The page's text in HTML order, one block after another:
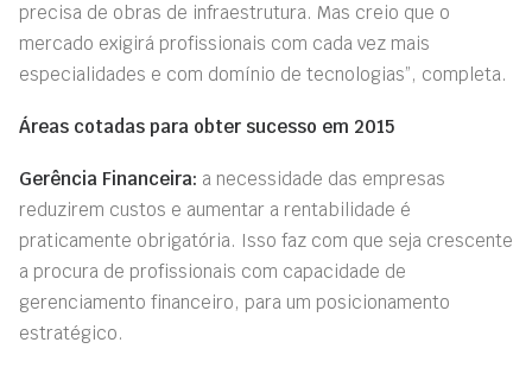
precisa de obras de infraestrutura. Mas creio que o
mercado exigirá profissionais com cada vez mais
especialidades e com domínio de tecnologias”, completa.
Áreas cotadas para obter sucesso em 2015
Gerência Financeira: a necessidade das empresas
reduzirem custos e aumentar a rentabilidade é
praticamente obrigatória. Isso faz com que seja crescente
a procura de profissionais com capacidade de
gerenciamento financeiro, para um posicionamento
estratégico.